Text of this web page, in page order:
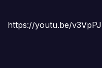
https://youtu.be/